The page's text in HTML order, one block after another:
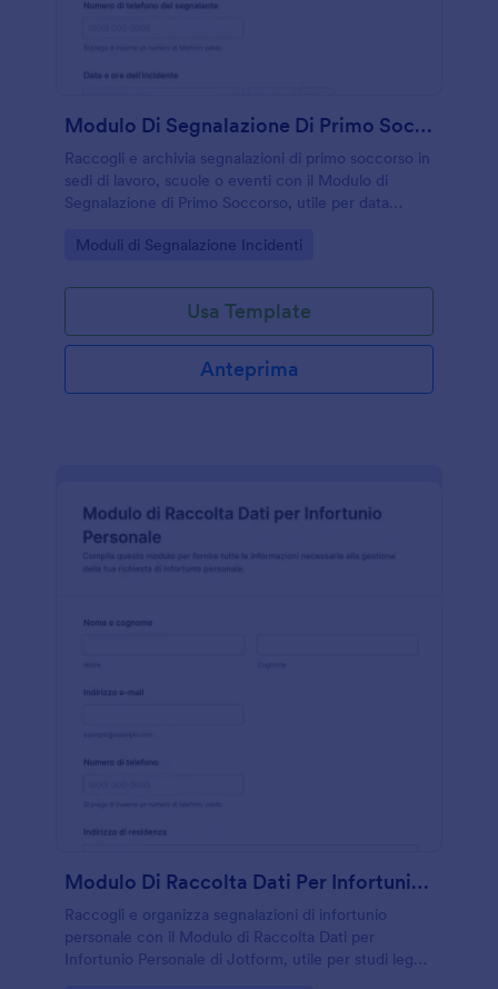
Modulo Di Segnalazione Di Primo Soccorso
Raccogli e archivia segnalazioni di primo soccorso in
sedi di lavoro, scuole o eventi con il Modulo di
Segnalazione di Primo Soccorso, utile per data
Go to Category:
Moduli di Segnalazione Incidenti
Usa Template
Anteprima
Modulo Di Raccolta Dati Per Infortunio Personale
Raccogli e organizza segnalazioni di infortunio
personale con il Modulo di Raccolta Dati per
Infortunio Personale di Jotform, utile per studi legali,